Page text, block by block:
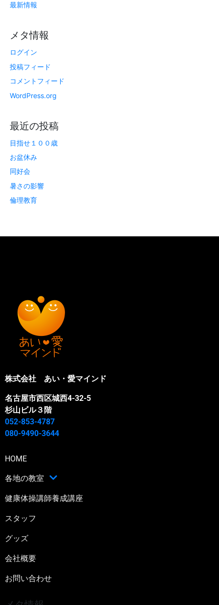
最新情報
メタ情報
ログイン
投稿フィード
コメントフィード
WordPress.org
最近の投稿
目指せ１００歳
お盆休み
同好会
暑さの影響
倫理教育
株式会社 あい・愛マインド
名古屋市西区城西4-32-5
杉山ビル３階
052-853-4787
080-9490-3644
HOME
各地の教室
健康体操講師養成講座
スタッフ
グッズ
会社概要
お問い合わせ